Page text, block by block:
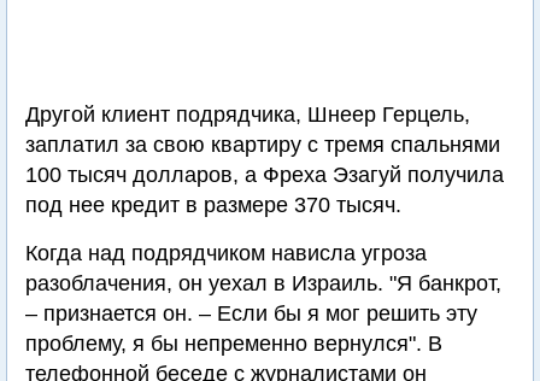
Другой клиент подрядчика, Шнеер Герцель,
заплатил за свою квартиру с тремя спальнями
100 тысяч долларов, а Фреха Эзагуй получила
под нее кредит в размере 370 тысяч.
Когда над подрядчиком нависла угроза
разоблачения, он уехал в Израиль. "Я банкрот,
– признается он. – Если бы я мог решить эту
проблему, я бы непременно вернулся". В
телефонной беседе с журналистами он